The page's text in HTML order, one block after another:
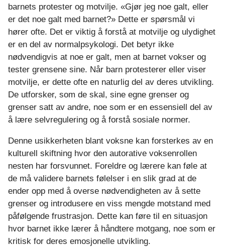
barnets protester og motvilje. «Gjør jeg noe galt, eller
er det noe galt med barnet?» Dette er spørsmål vi
hører ofte. Det er viktig å forstå at motvilje og ulydighet
er en del av normalpsykologi. Det betyr ikke
nødvendigvis at noe er galt, men at barnet vokser og
tester grensene sine. Når barn protesterer eller viser
motvilje, er dette ofte en naturlig del av deres utvikling.
De utforsker, som de skal, sine egne grenser og
grenser satt av andre, noe som er en essensiell del av
å lære selvregulering og å forstå sosiale normer.
Denne usikkerheten blant voksne kan forsterkes av en
kulturell skiftning hvor den autorative voksenrollen
nesten har forsvunnet. Foreldre og lærere kan føle at
de må validere barnets følelser i en slik grad at de
ender opp med å overse nødvendigheten av å sette
grenser og introdusere en viss mengde motstand med
påfølgende frustrasjon. Dette kan føre til en situasjon
hvor barnet ikke lærer å håndtere motgang, noe som er
kritisk for deres emosjonelle utvikling.